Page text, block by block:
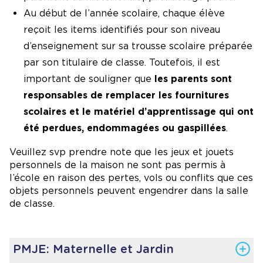
Au début de l’année scolaire, chaque élève
reçoit les items identifiés pour son niveau
d’enseignement sur sa trousse scolaire préparée
par son titulaire de classe. Toutefois, il est
important de souligner que les parents sont
responsables de remplacer les fournitures
scolaires et le matériel d’apprentissage qui ont
été perdues, endommagées ou gaspillées.
Veuillez svp prendre note que les jeux et jouets
personnels de la maison ne sont pas permis à
l’école en raison des pertes, vols ou conflits que ces
objets personnels peuvent engendrer dans la salle
de classe.
PMJE: Maternelle et Jardin